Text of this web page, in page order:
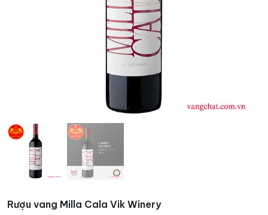
Rượu vang Milla Cala Vik Winery